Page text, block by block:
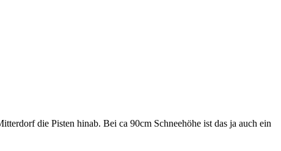
die Pisten hinab. Bei ca 90cm Schneehöhe ist das ja auch ein